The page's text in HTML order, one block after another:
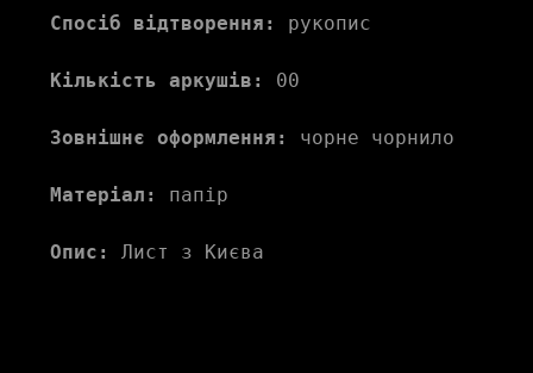
Спосіб відтворення: рукопис
Кількість аркушів: 00
Зовнішнє оформлення: чорне чорнило
Матеріал: папір
Опис: Лист з Києва